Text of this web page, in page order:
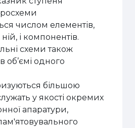
числом елементів,
і компонентів.
схеми також
об’ємі одного
більшою
у якості окремих
апаратури,